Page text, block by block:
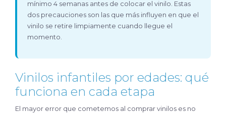
mínimo 4 semanas antes de colocar el vinilo. Estas
dos precauciones son las que más influyen en que el
vinilo se retire limpiamente cuando llegue el
momento.
Vinilos infantiles por edades: qué
funciona en cada etapa
El mayor error que cometemos al comprar vinilos es no